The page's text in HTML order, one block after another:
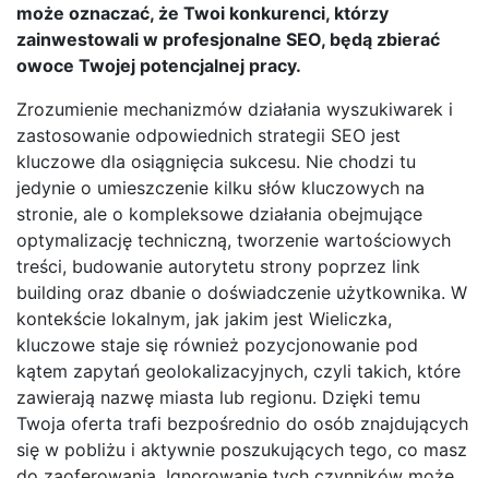
może oznaczać, że Twoi konkurenci, którzy
zainwestowali w profesjonalne SEO, będą zbierać
owoce Twojej potencjalnej pracy.
Zrozumienie mechanizmów działania wyszukiwarek i
zastosowanie odpowiednich strategii SEO jest
kluczowe dla osiągnięcia sukcesu. Nie chodzi tu
jedynie o umieszczenie kilku słów kluczowych na
stronie, ale o kompleksowe działania obejmujące
optymalizację techniczną, tworzenie wartościowych
treści, budowanie autorytetu strony poprzez link
building oraz dbanie o doświadczenie użytkownika. W
kontekście lokalnym, jak jakim jest Wieliczka,
kluczowe staje się również pozycjonowanie pod
kątem zapytań geolokalizacyjnych, czyli takich, które
zawierają nazwę miasta lub regionu. Dzięki temu
Twoja oferta trafi bezpośrednio do osób znajdujących
się w pobliżu i aktywnie poszukujących tego, co masz